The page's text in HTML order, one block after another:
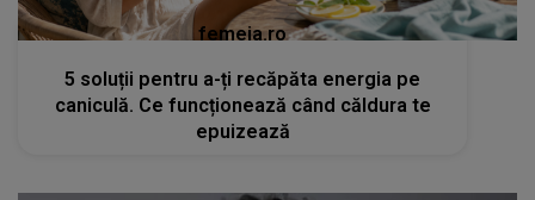
femeia.ro
5 soluții pentru a-ți recăpăta energia pe
caniculă. Ce funcționează când căldura te
epuizează